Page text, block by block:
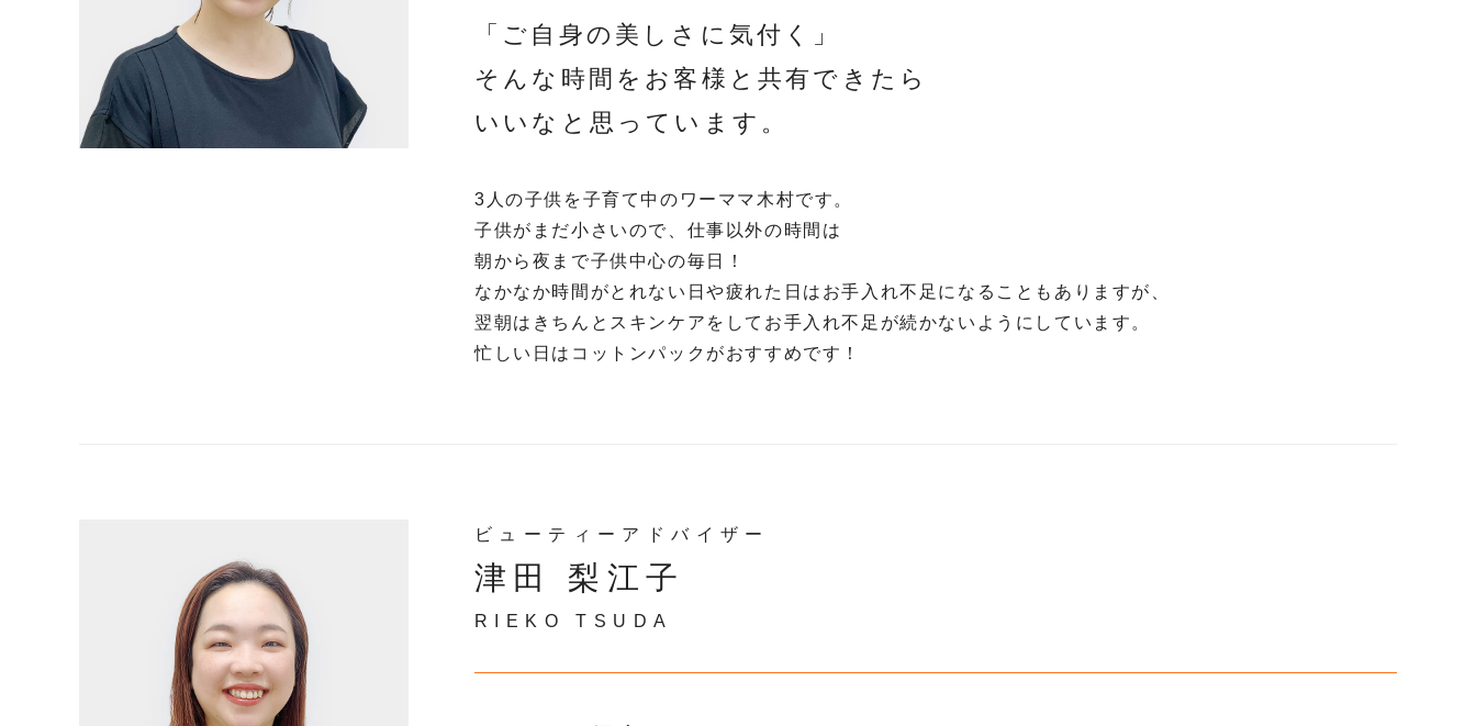
「ご自身の美しさに気付く」
そんな時間をお客様と共有できたら
いいなと思っています。
3人の子供を子育て中のワーママ木村です。
子供がまだ小さいので、仕事以外の時間は
朝から夜まで子供中心の毎日！
なかなか時間がとれない日や疲れた日はお手入れ不足になることもありますが、
翌朝はきちんとスキンケアをしてお手入れ不足が続かないようにしています。
忙しい日はコットンパックがおすすめです！
ビューティーアドバイザー
津田 梨江子
RIEKO TSUDA